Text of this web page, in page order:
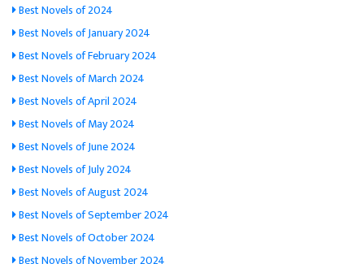
Best Novels of 2024
Best Novels of January 2024
Best Novels of February 2024
Best Novels of March 2024
Best Novels of April 2024
Best Novels of May 2024
Best Novels of June 2024
Best Novels of July 2024
Best Novels of August 2024
Best Novels of September 2024
Best Novels of October 2024